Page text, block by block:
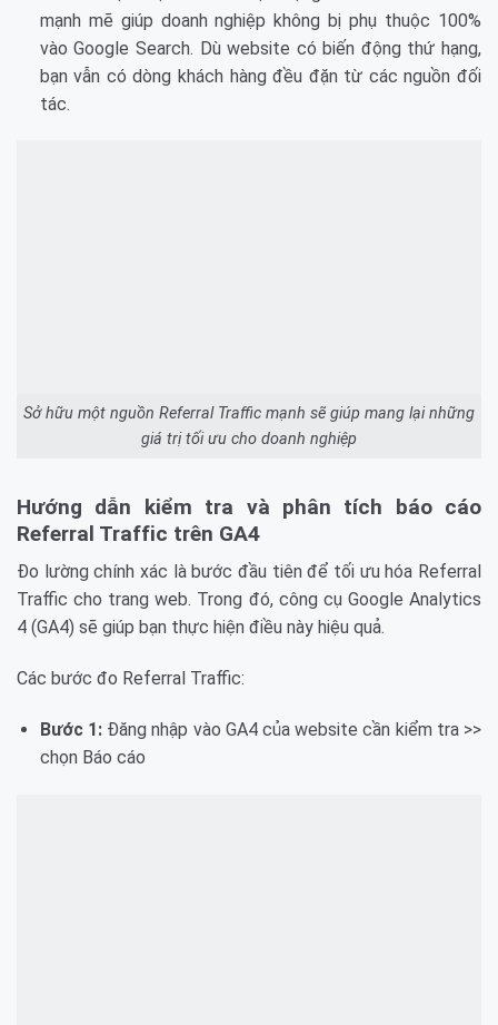
mạnh mẽ giúp doanh nghiệp không bị phụ thuộc 100%
vào Google Search. Dù website có biến động thứ hạng,
bạn vẫn có dòng khách hàng đều đặn từ các nguồn đối
tác.
Sở hữu một nguồn Referral Traffic mạnh sẽ giúp mang lại những
giá trị tối ưu cho doanh nghiệp
Hướng dẫn kiểm tra và phân tích báo cáo
Referral Traffic trên GA4
Đo lường chính xác là bước đầu tiên để tối ưu hóa Referral
Traffic cho trang web. Trong đó, công cụ Google Analytics
4 (GA4) sẽ giúp bạn thực hiện điều này hiệu quả.
Các bước đo Referral Traffic:
Bước 1: Đăng nhập vào GA4 của website cần kiểm tra >>
chọn Báo cáo